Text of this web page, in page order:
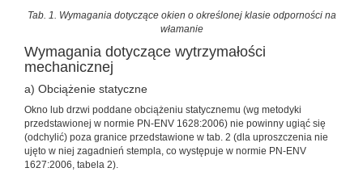
Tab. 1. Wymagania dotyczące okien o określonej klasie odporności na
włamanie
Wymagania dotyczące wytrzymałości
mechanicznej
a) Obciążenie statyczne
Okno lub drzwi poddane obciążeniu statycznemu (wg metodyki
przedstawionej w normie PN-ENV 1628:2006) nie powinny ugiąć się
(odchylić) poza granice przedstawione w tab. 2 (dla uproszczenia nie
ujęto w niej zagadnień stempla, co występuje w normie PN-ENV
1627:2006, tabela 2).